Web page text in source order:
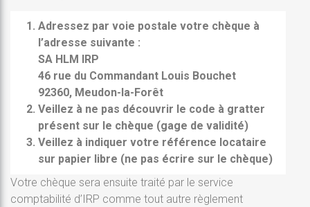
Adressez par voie postale votre chèque à
l’adresse suivante :
SA HLM IRP
46 rue du Commandant Louis Bouchet
92360, Meudon-la-Forêt
Veillez à ne pas découvrir le code à gratter
présent sur le chèque (gage de validité)
Veillez à indiquer votre référence locataire
sur papier libre (ne pas écrire sur le chèque)
Votre chèque sera ensuite traité par le service
comptabilité d’IRP comme tout autre règlement